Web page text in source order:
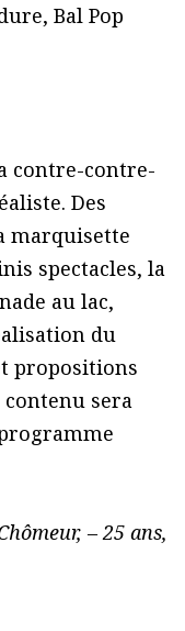
Bal Pop
contre-contre-
Des
marquisette
spectacles, la
au lac,
du
propositions
sera
– 25 ans,